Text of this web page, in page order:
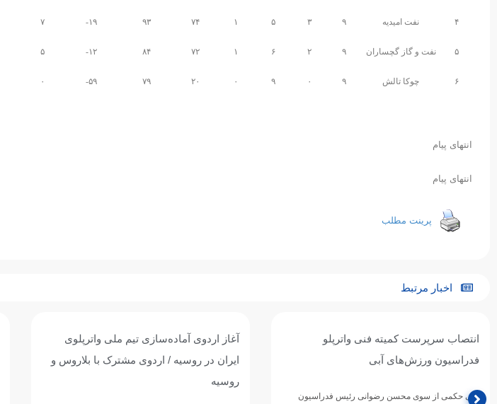
۴ نفت امیدیه ۹ ۳ ۵ ۱ ۷۴ ۹۳ ۱۹- ۷
۵ نفت و گاز گچساران ۹ ۲ ۶ ۱ ۷۲ ۸۴ ۱۲- ۵
۶ چوکا تالش ۹ ۰ ۹ ۰ ۲۰ ۷۹ ۵۹- ۰
انتهای پیام
انتهای پیام
پرینت مطلب
اخبار مرتبط
آغاز اردوی آماده‌سازی تیم ملی واترپلوی
ایران در روسیه / اردوی مشترک با بلاروس و
تیم ملی واترپلوی جوانان ایران با برتری برابر
ازبکستان پنجم آسیا شد